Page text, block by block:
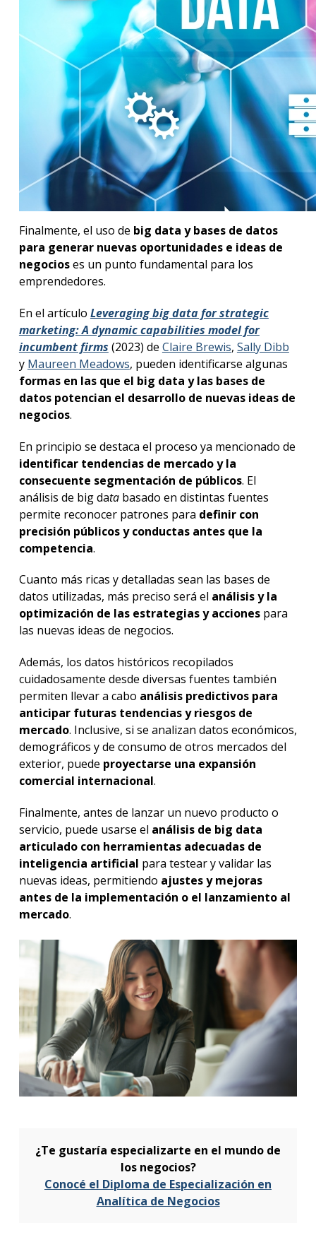
Finalmente, el uso de big data y bases de datos
para generar nuevas oportunidades e ideas de
negocioses un punto fundamental para los
emprendedores.
En el artículo Leveraging big data for strategic
marketing: A dynamic capabilities model for
incumbent firms (2023) de Claire Brewis, Sally Dibb
y Maureen Meadows, pueden identificarse algunas
formas en las que el big data y las bases de
datos potencian el desarrollo de nuevas ideas de
negocios.
En principio se destaca el proceso ya mencionado de
identificar tendencias de mercado y la
consecuente segmentación de públicos. El
análisis de bigdatabasado en distintas fuentes
permite reconocer patrones para definir con
precisión públicos y conductas antes que la
competencia.
Cuanto más ricas y detalladas sean las bases de
datos utilizadas, más preciso será el análisis y la
optimización de las estrategias y accionespara
las nuevas ideas de negocios.
Además, los datos históricos recopilados
cuidadosamente desde diversas fuentes también
permiten llevar a cabo análisis predictivos para
anticipar futuras tendencias y riesgos de
mercado. Inclusive, si se analizan datos económicos,
demográficos y de consumo de otros mercados del
exterior, puede proyectarse una expansión
comercial internacional.
Finalmente, antes de lanzar un nuevo producto o
servicio, puede usarse el análisis de big data
articulado con herramientas adecuadas de
inteligencia artificial para testear y validar las
nuevas ideas, permitiendo ajustes y mejoras
antes de la implementación o el lanzamiento al
mercado.
¿Te gustaría especializarte en el mundo de
los negocios?
Conocé el Diploma de Especialización en
Analítica de Negocios